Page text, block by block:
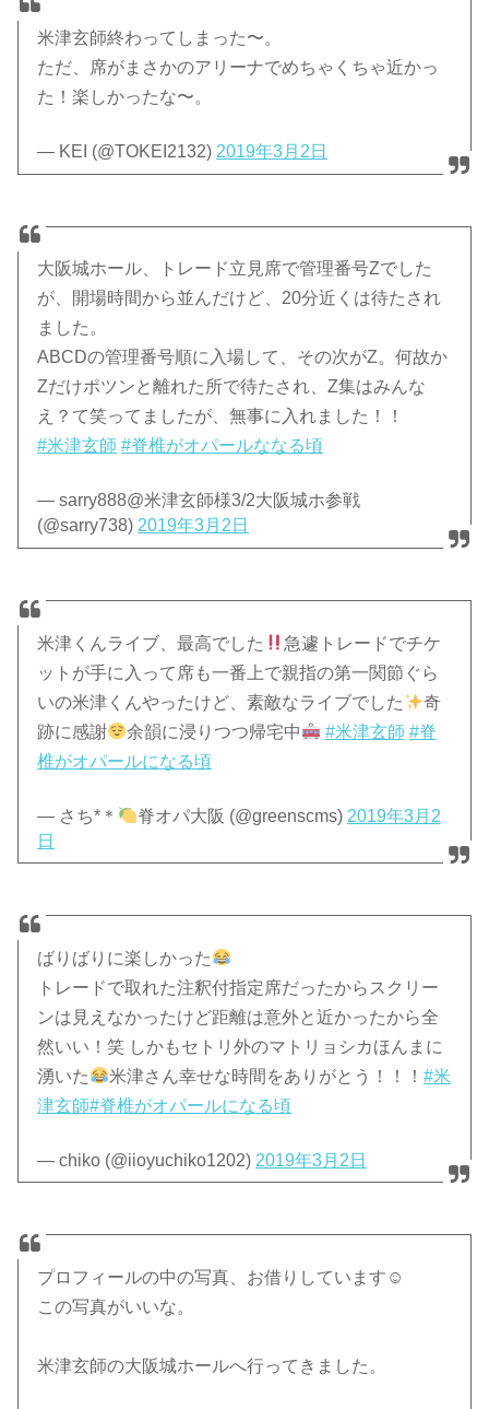
米津玄師終わってしまった〜。
ただ、席がまさかのアリーナでめちゃくちゃ近かっ
た！楽しかったな〜。
— KEI (@TOKEI2132) 2019年3月2日
大阪城ホール、トレード立見席で管理番号Zでした
が、開場時間から並んだけど、20分近くは待たされ
ました。
ABCDの管理番号順に入場して、その次がZ。何故か
Zだけポツンと離れた所で待たされ、Z集はみんな
え？て笑ってましたが、無事に入れました！！
#米津玄師 #脊椎がオパールななる頃
— sarry888@米津玄師様3/2大阪城ホ参戦
(@sarry738)2019年3月2日
米津くんライブ、最高でした
急遽トレードでチケ
ットが手に入って席も一番上で親指の第一関節ぐら
いの米津くんやったけど、素敵なライブでした
奇
跡に感謝
余韻に浸りつつ帰宅中 #米津玄師 #脊
椎がオパールになる頃
— さち*＊ 脊オパ大阪 (@greenscms) 2019年3月2
日
ばりばりに楽しかった
トレードで取れた注釈付指定席だったからスクリー
ンは見えなかったけど距離は意外と近かったから全
然いい！笑 しかもセトリ外のマトリョシカほんまに
湧いた
米津さん幸せな時間をありがとう！！！ #米
津玄師#脊椎がオパールになる頃
— chiko (@iioyuchiko1202) 2019年3月2日
プロフィールの中の写真、お借りしています☺︎
この写真がいいな。
米津玄師の大阪城ホールへ行ってきました。